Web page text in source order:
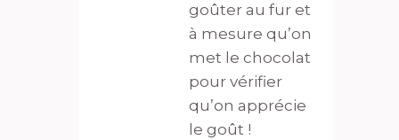
goûter au fur et
à mesure qu’on
met le chocolat
pour vérifier
qu’on apprécie
le goût !